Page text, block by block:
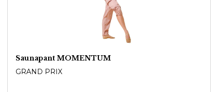
Saunapant MOMENTUM
GRAND PRIX